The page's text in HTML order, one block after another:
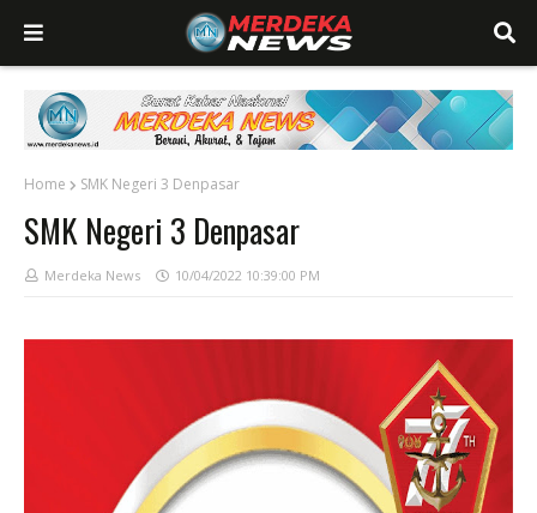
Home SMK Negeri 3 Denpasar
SMK Negeri 3 Denpasar
Merdeka News 10/04/2022 10:39:00 PM